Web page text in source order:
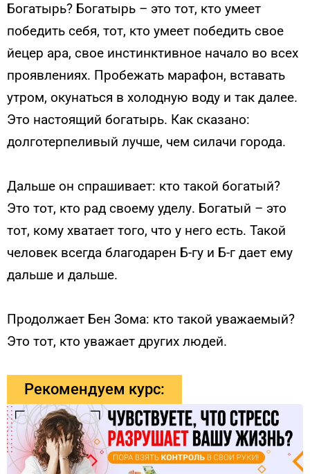
Богатырь? Богатырь – это тот, кто умеет
победить себя, тот, кто умеет победить свое
йецер ара, свое инстинктивное начало во всех
проявлениях. Пробежать марафон, вставать
утром, окунаться в холодную воду и так далее.
Это настоящий богатырь. Как сказано:
долготерпеливый лучше, чем силачи города.
Дальше он спрашивает: кто такой богатый?
Это тот, кто рад своему уделу. Богатый – это
тот, кому хватает того, что у него есть. Такой
человек всегда благодарен Б-гу и Б-г дает ему
дальше и дальше.
Продолжает Бен Зома: кто такой уважаемый?
Это тот, кто уважает других людей.
Рекомендуем курс: